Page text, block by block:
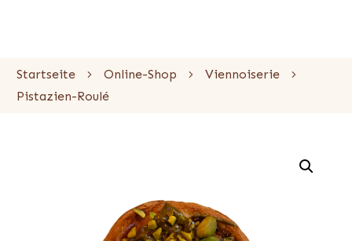
Startseite Online-Shop
Viennoiserie
Pistazien-Roulé